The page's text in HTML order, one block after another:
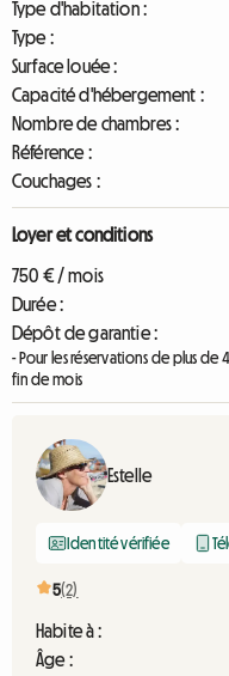
Type d'habitation :
Type :
Surface louée :
Capacité d'hébergement :
Nombre de chambres :
Référence :
Couchages :
Loyer et conditions
750 € / mois
Durée :
Dépôt de garantie :
- Pour les réservations de plus
fin de mois
Estelle
Identité vérifiée
5(2)
Habite à :
Âge :